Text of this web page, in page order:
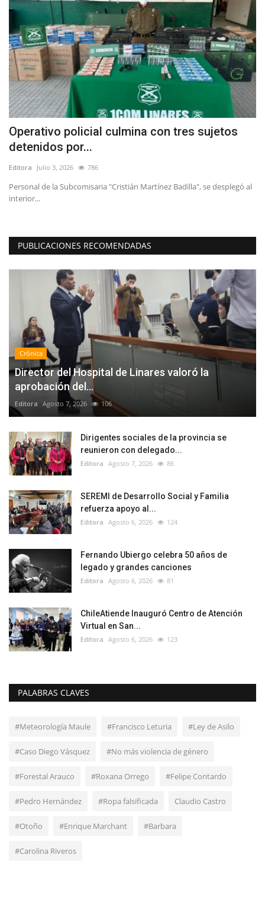
Operativo policial culmina con tres sujetos
detenidos por...
Editora Julio 3, 2026 786
Personal de la Subcomisaria "Cristián Martínez Badilla", se desplegó al
interior...
PUBLICACIONES RECOMENDADAS
Crónica
Director del Hospital de Linares valoró la
aprobación del...
Editora Agosto 7, 2026 106
Dirigentes sociales de la provincia se
reunieron con delegado...
Editora Agosto 7, 2026 86
SEREMI de Desarrollo Social y Familia
refuerza apoyo al...
Editora Agosto 6, 2026 124
Fernando Ubiergo celebra 50 años de
legado y grandes canciones
Editora Agosto 6, 2026 81
ChileAtiende Inauguró Centro de Atención
Virtual en San...
Editora Agosto 6, 2026 123
PALABRAS CLAVES
#Meteorología Maule #Francisco Leturia #Ley de Asilo
#Caso Diego Vásquez #No más violencia de género
#Forestal Arauco #Roxana Orrego #Felipe Contardo
#Pedro Hernández #Ropa falsificada Claudio Castro
#Otoño #Enrique Marchant #Barbara
#Carolina Riveros